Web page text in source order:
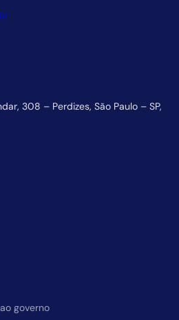
308 – Perdizes, São Paulo – SP,
governo